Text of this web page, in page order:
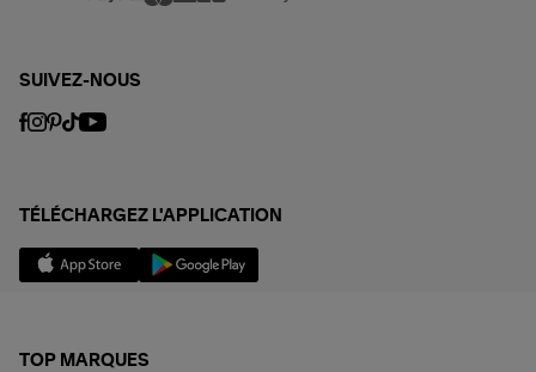
SUIVEZ-NOUS
TÉLÉCHARGEZ L'APPLICATION
TOP MARQUES